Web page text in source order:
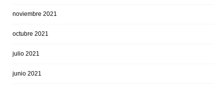
noviembre 2021
octubre 2021
julio 2021
junio 2021